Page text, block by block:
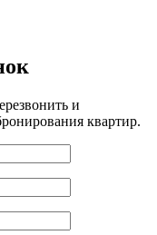
и
квартир.